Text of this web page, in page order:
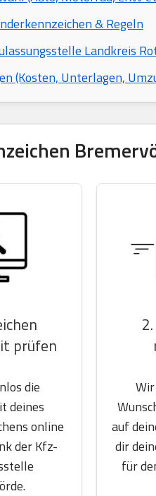
& Regeln
Landkreis
(Kosten, Unterlagen,
prüfen
die
deines
online
der Kfz-
auf
dir
für